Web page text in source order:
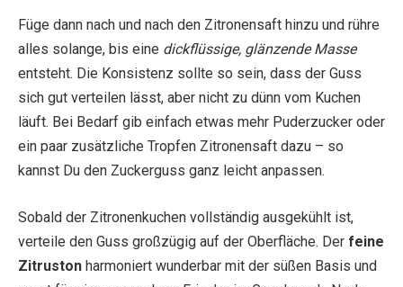
Füge dann nach und nach den Zitronensaft hinzu und rühre
alles solange, bis eine dickflüssige, glänzende Masse
entsteht. Die Konsistenz sollte so sein, dass der Guss
sich gut verteilen lässt, aber nicht zu dünn vom Kuchen
läuft. Bei Bedarf gib einfach etwas mehr Puderzucker oder
ein paar zusätzliche Tropfen Zitronensaft dazu – so
kannst Du den Zuckerguss ganz leicht anpassen.
Sobald der Zitronenkuchen vollständig ausgekühlt ist,
verteile den Guss großzügig auf der Oberfläche. Der feine
Zitruston harmoniert wunderbar mit der süßen Basis und